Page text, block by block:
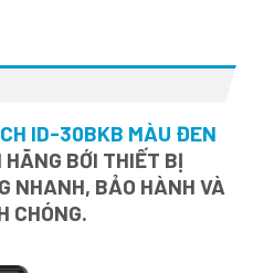
ID-30BKB MÀU ĐEN
BỚI THIẾT BỊ
NHANH, BẢO HÀNH VÀ
CHÓNG.